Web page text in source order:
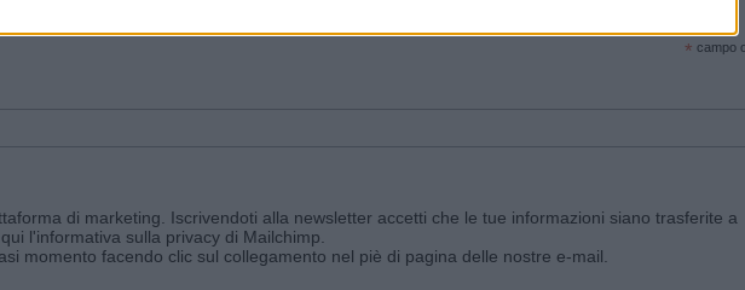
e ricevi le nostre email periodiche contenenti le ultime notizie pubblicate sul sito web!
* campo
di marketing. Iscrivendoti alla newsletter accetti che le tue informazioni siano trasferite a
l'informativa sulla privacy di Mailchimp
momento facendo clic sul collegamento nel piè di pagina delle nostre e-mail.